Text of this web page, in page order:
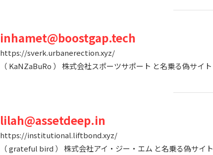
inhamet@boostgap.tech
https://sverk.urbanerection.xyz/
（ KaNZaBuRo ） 株式会社スポーツサポート と名乗る偽サイト
lilah@assetdeep.in
https://institutional.liftbond.xyz/
（ grateful bird ） 株式会社アイ・ジー・エム と名乗る偽サイト